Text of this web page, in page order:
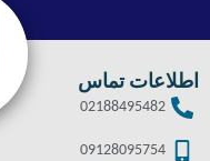
اطلاعات تماس
02188495482
09128095754